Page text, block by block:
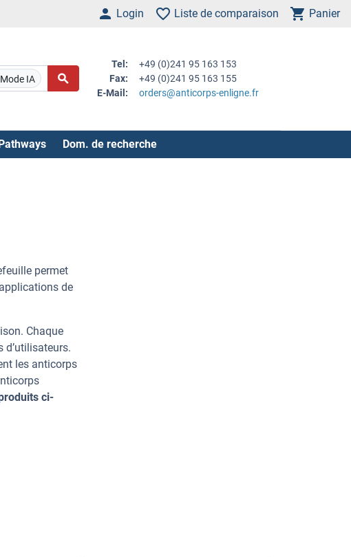
Login Liste de comparaison Panier
Mode IA
Tel:
+49 (0)241 95 163 153
Fax:
+49 (0)241 95 163 155
E-Mail:
orders@anticorps-enligne.fr
Dom. de recherche
permet
de
Chaque
les anticorps
ci-